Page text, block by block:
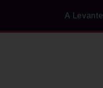
A Levante